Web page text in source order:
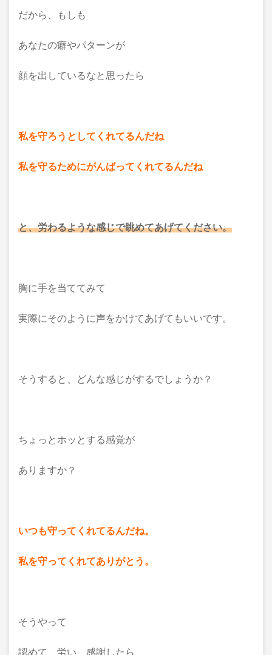
だから、もしも
あなたの癖やパターンが
顔を出しているなと思ったら
私を守ろうとしてくれてるんだね
私を守るためにがんばってくれてるんだね
と、労わるような感じで眺めてあげてください。
胸に手を当ててみて
実際にそのように声をかけてあげてもいいです。
そうすると、どんな感じがするでしょうか？
ちょっとホッとする感覚が
ありますか？
いつも守ってくれてるんだね。
私を守ってくれてありがとう。
そうやって
認めて、労い、感謝したら